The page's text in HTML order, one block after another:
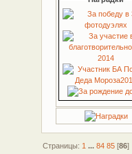
Страницы: 1 ... 84 85[86]